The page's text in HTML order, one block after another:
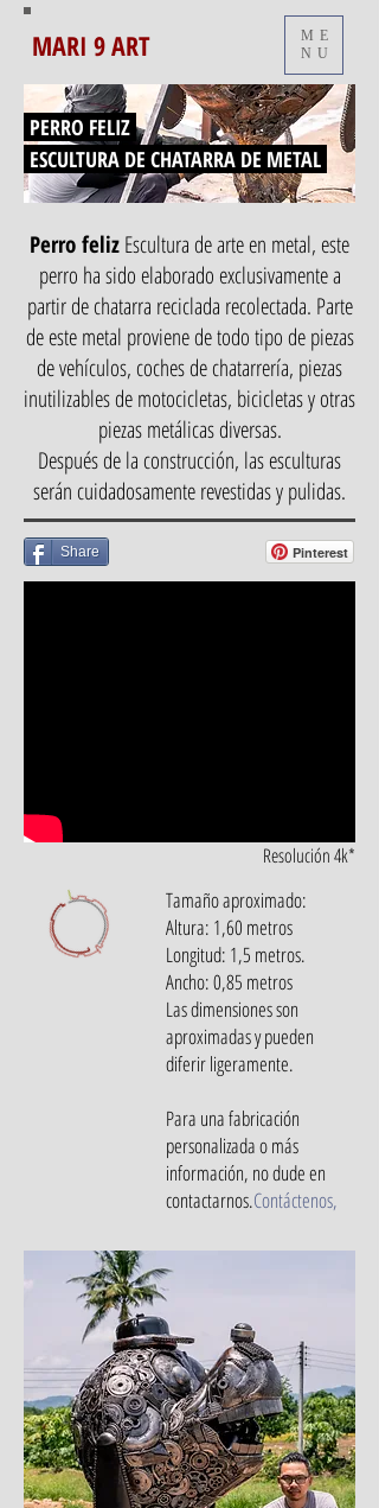
MARI 9 ART
ME
NU
PERRO FELIZ
ESCULTURA DE CHATARRA DE METAL
Perro felizEscultura de arte en metal, este
perro ha sido elaborado exclusivamente a
partir de chatarra reciclada recolectada. Parte
de este metal proviene de todo tipo de piezas
de vehículos, coches de chatarrería, piezas
inutilizables de motocicletas, bicicletas y otras
piezas metálicas diversas.
Después de la construcción, las esculturas
serán cuidadosamente revestidas y pulidas.
Share Pinterest
Resolución 4k*
Tamaño aproximado:
Altura: 1,60 metros
Longitud: 1,5 metros.
Ancho: 0,85 metros
Las dimensiones son
aproximadas y pueden
diferir ligeramente.
Para una fabricación
personalizada o más
información, no dude en
contactarnos.Contáctenos,